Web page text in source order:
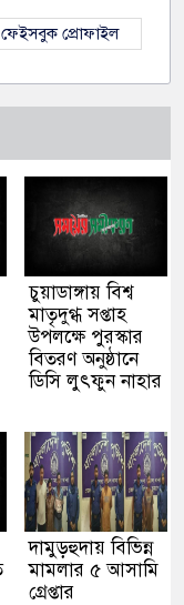
ফেইসবুক প্রোফাইল
চুয়াডাঙ্গায় বিশ্ব
মাতৃদুগ্ধ সপ্তাহ
উপলক্ষে পুরস্কার
বিতরণ অনুষ্ঠানে
ডিসি লুৎফুন নাহার
দামুড়হুদায় বিভিন্ন
মামলার ৫ আসামি
গ্রেপ্তার